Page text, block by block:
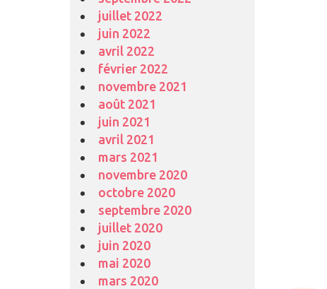
juillet 2022
juin 2022
avril 2022
février 2022
novembre 2021
août 2021
juin 2021
avril 2021
mars 2021
novembre 2020
octobre 2020
septembre 2020
juillet 2020
juin 2020
mai 2020
mars 2020